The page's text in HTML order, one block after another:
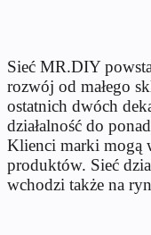
Sieć MR.DIY
rozwój od małego
ostatnich dwóch
działalność do
Klienci marki mogą
produktów. Sieć
wchodzi także na